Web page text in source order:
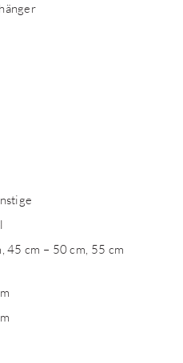
45 cm – 50 cm, 55 cm